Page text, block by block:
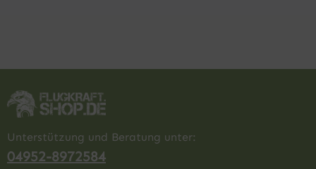
Unterstützung und Beratung unter:
04952-8972584